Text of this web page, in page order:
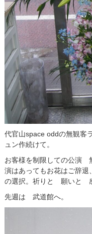
代官山space oddの無観
ュン作続けて。
お客様を制限しての公演
演はあってもお花はご辞
の選択。祈りと 願いと
先週は 武道館へ。